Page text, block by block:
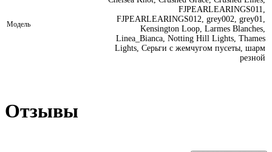
Модель
FJPEARLEARINGS011,
FJPEARLEARINGS012, grey002, grey01,
Kensington Loop, Larmes Blanches,
Linea_Bianca, Notting Hill Lights, Thames
Lights, Серьги с жемчугом пусеты, шарм
резной
Отзывы